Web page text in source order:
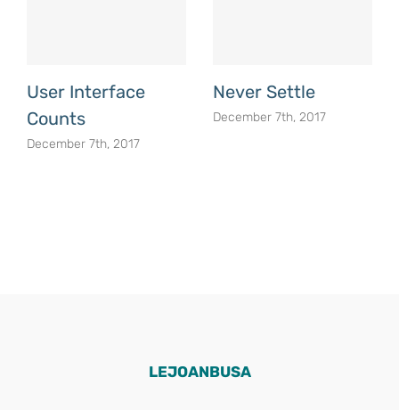
User Interface
Counts
December 7th, 2017
Never Settle
December 7th, 2017
LEJOANBUSA